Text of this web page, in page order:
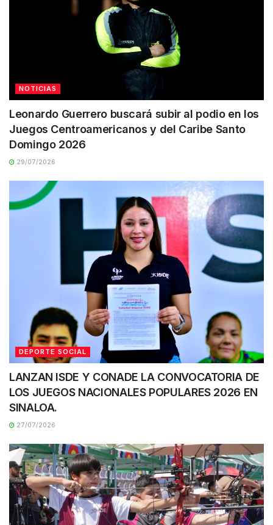
NOTICIAS
Leonardo Guerrero buscará subir al podio en los
Juegos Centroamericanos y del Caribe Santo
Domingo 2026
29/07/2026
DEPORTE SOCIAL
LANZAN ISDE Y CONADE LA CONVOCATORIA DE
LOS JUEGOS NACIONALES POPULARES 2026 EN
SINALOA.
27/07/2026